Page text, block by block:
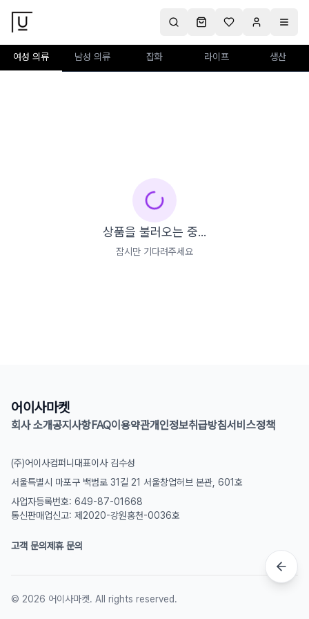
여성 의류 남성 의류 잡화 라이프 생산
상품을 불러오는 중...
잠시만 기다려주세요
어이사마켓
회사 소개공지사항FAQ이용약관개인정보취급방침서비스정책
(주)어이사컴퍼니 대표이사 김수성
서울특별시 마포구 백범로 31길 21 서울창업허브 본관, 601호
사업자등록번호: 649-87-01668
통신판매업신고: 제2020-강원홍천-0036호
고객 문의제휴 문의
© 2026 어이사마켓. All rights reserved.